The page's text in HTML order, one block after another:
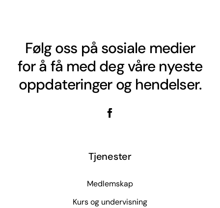
Følg oss på sosiale medier
for å få med deg våre nyeste
oppdateringer og hendelser.
Tjenester
Medlemskap
Kurs og undervisning